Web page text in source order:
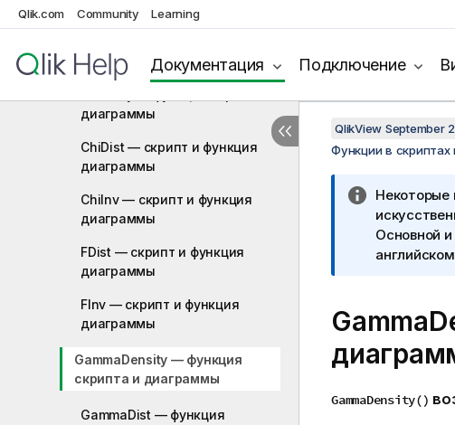
Qlik.com Community Learning
Документация Подключение
диаграммы
и диаграммы
диаграммы
ChiDist — скрипт и функция
диаграммы
ChiInv — скрипт и функция
диаграммы
FDist — скрипт и функция
диаграммы
FInv — скрипт и функция
диаграммы
GammaDensity — функция
скриптa и диаграммы
GammaDist — функция
QlikView September
Функции в
Некоторые
Основной
GammaDensity()